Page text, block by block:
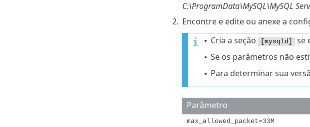
C:\ProgramData\MySQL\MySQL
2. Encontre e edite ou anexe a
• Cria a seção [mysqld] se
• Se os parâmetros não
• Para determinar sua
Parâmetro
max_allowed_packet=33M